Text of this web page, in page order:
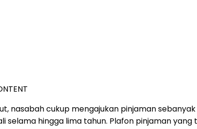
nasabah cukup mengajukan pinjaman
selama hingga lima tahun. Plafon pinjaman